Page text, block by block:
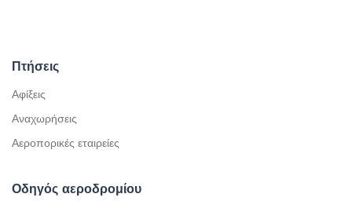
Πτήσεις
Αφίξεις
Αναχωρήσεις
Αεροπορικές εταιρείες
Οδηγός αεροδρομίου